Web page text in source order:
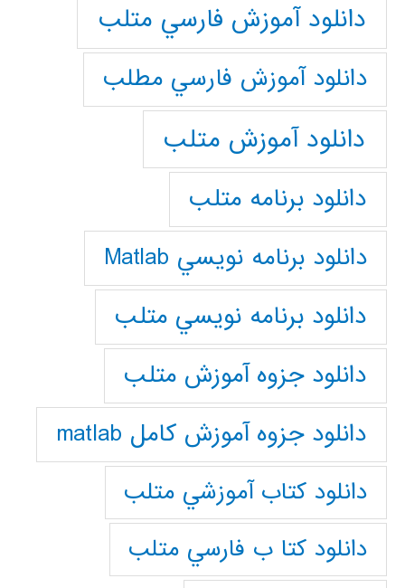
دانلود آموزش فارسي متلب
دانلود آموزش فارسي مطلب
دانلود آموزش متلب
دانلود برنامه متلب
دانلود برنامه نويسي Matlab
دانلود برنامه نويسي متلب
دانلود جزوه آموزش متلب
دانلود جزوه آموزش کامل matlab
دانلود كتاب آموزشي متلب
دانلود كتا ب فارسي متلب